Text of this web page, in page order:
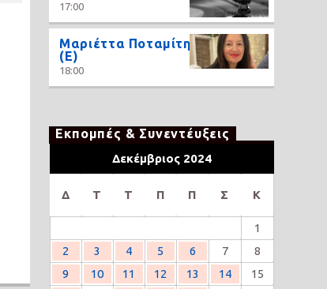
17:00
Μαριέττα Ποταμίτη
(Ε)
18:00
Εκπομπές & Συνεντέυξεις
Δεκέμβριος 2024
Δ Τ Τ Π Π Σ Κ
1
2
3 4 5 6 7
8
9
10 11 12 13 14
15